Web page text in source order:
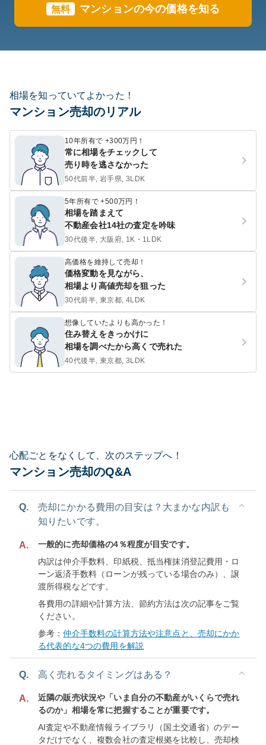
無料 マンションの今の価格を知る
相場を知っていてよかった！
マンション売却のリアル
10年所有で +300万円！
常に相場をチェックして
売り時を逃さなかった
50代前半, 岩手県, 3LDK
5年所有で +500万円！
相場を踏まえて
不動産会社14社の査定を吟味
30代後半, 大阪府, 1K・1LDK
高価格を維持して売却！
価格変動を見ながら、
相場より高値売却を狙った
30代前半, 東京都, 4LDK
想像していたよりも高かった！
住み替えをきっかけに
相場を調べたから高くで売れた
40代後半, 東京都, 3LDK
心配ごとをなくして、次のステップへ！
マンション売却のQ&A
Q.
売却にかかる費用の目安は？大まかな内訳も
知りたいです。
A.
一般的に売却価格の4％程度が目安です。
内訳は仲介手数料、印紙税、抵当権抹消登記費用・ロ
ーン返済手数料（ローンが残っている場合のみ）、譲
渡所得税などです。
各費用の詳細や計算方法、節約方法は次の記事をご覧
ください。
参考：仲介手数料の計算方法や注意点と、売却にかか
る代表的な4つの費用を解説
Q. 高く売れるタイミングはある？
A.
近隣の販売状況や「いま自分の不動産がいくらで売れ
るのか」相場を常に把握することが重要です。
AI査定や不動産情報ライブラリ（国土交通省）のデー
タだけでなく、複数会社の査定根拠を比較し、売却検